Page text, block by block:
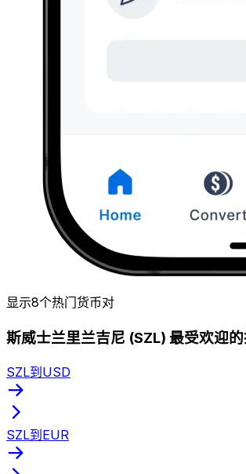
显示8个热门货币对
斯威士兰里兰吉尼 (SZL) 最受欢迎
SZL到USD
SZL到EUR